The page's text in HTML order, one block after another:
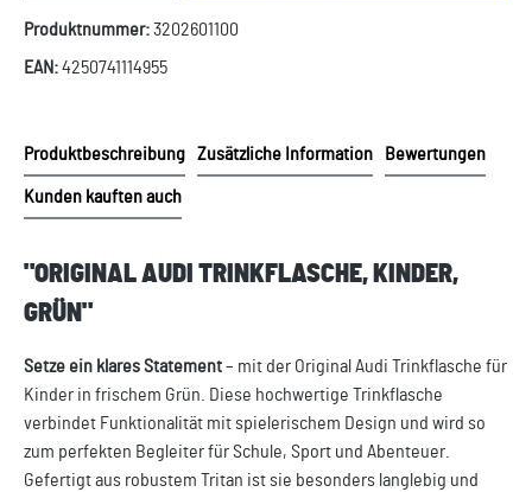
Produktnummer:3202601100
EAN:4250741114955
Produktbeschreibung Zusätzliche Information Bewertungen
Kunden kauften auch
"ORIGINAL AUDI TRINKFLASCHE, KINDER,
GRÜN"
Setze ein klares Statement– mit der Original Audi Trinkflasche für
Kinder in frischem Grün. Diese hochwertige Trinkflasche
verbindet Funktionalität mit spielerischem Design und wird so
zum perfekten Begleiter für Schule, Sport und Abenteuer.
Gefertigt aus robustem Tritan ist sie besonders langlebig und